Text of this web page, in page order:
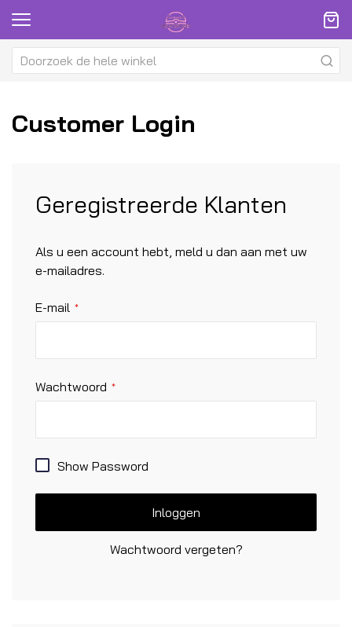
Customer Login
Geregistreerde Klanten
Als u een account hebt, meld u dan aan met uw
e-mailadres.
E-mail
Wachtwoord
Show Password
Inloggen
Wachtwoord vergeten?